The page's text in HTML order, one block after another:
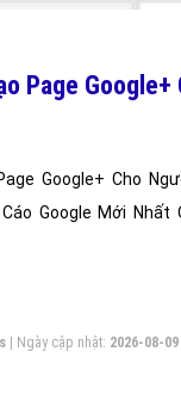
Page
Google+ Cho
Google Mới Nhất
| Ngày cập nhật: 2026-08-